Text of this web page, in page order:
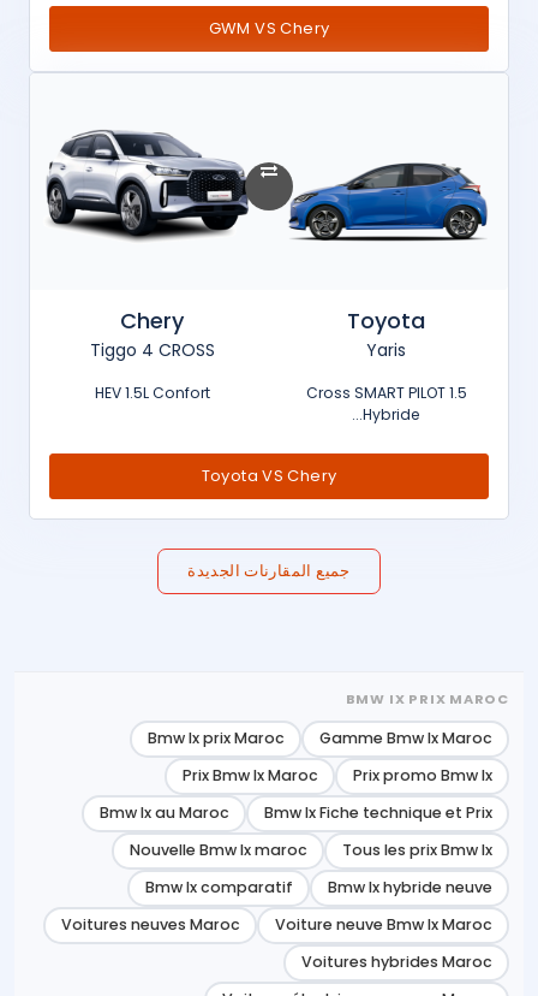
GWM VS Chery
Toyota
Yaris
Cross SMART PILOT 1.5
Hybride...
Chery
Tiggo 4 CROSS
HEV 1.5L Confort
Toyota VS Chery
جميع المقارنات الجديدة
BMW IX PRIX MAROC
Gamme Bmw Ix Maroc
Bmw Ix prix Maroc
Prix promo Bmw Ix
Prix Bmw Ix Maroc
Bmw Ix Fiche technique et Prix
Bmw Ix au Maroc
Tous les prix Bmw Ix
Nouvelle Bmw Ix maroc
Bmw Ix hybride neuve
Bmw Ix comparatif
Voiture neuve Bmw Ix Maroc
Voitures neuves Maroc
Voitures hybrides Maroc